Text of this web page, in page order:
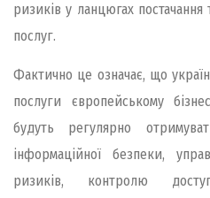
ризиків у ланцюгах
послуг.
Фактично це означає, що
послуги європейському
будуть регулярно
інформаційної безпеки,
ризиків, контролю